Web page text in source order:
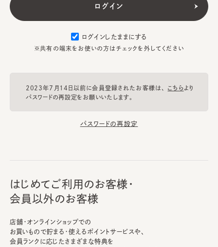
ログインしたままにする
※共有の端末をお使いの方はチェックを外してください
2023年7月14日以前に会員登録されたお客様は、 こちらより
パスワードの再設定をお願いいたします。
パスワードの再設定
はじめてご利用のお客様・
会員以外のお客様
店舗・オンラインショップでの
お買いもので貯まる・使えるポイントサービスや、
会員ランクに応じたさまざまな特典を